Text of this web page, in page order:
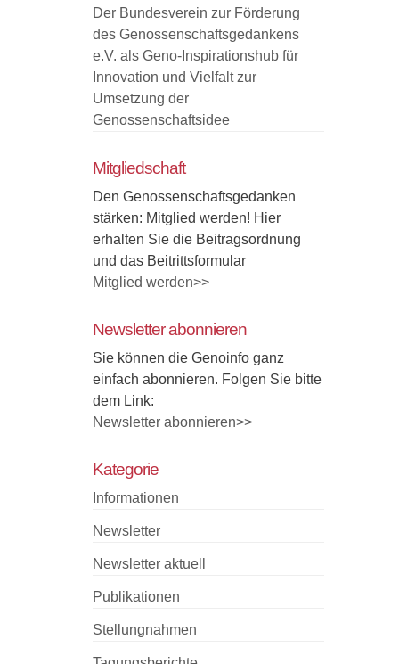
Der Bundesverein zur Förderung
des Genossenschaftsgedankens
e.V. als Geno-Inspirationshub für
Innovation und Vielfalt zur
Umsetzung der
Genossenschaftsidee
Mitgliedschaft
Den Genossenschaftsgedanken
stärken: Mitglied werden! Hier
erhalten Sie die Beitragsordnung
und das Beitrittsformular
Mitglied werden>>
Newsletter abonnieren
Sie können die Genoinfo ganz
einfach abonnieren. Folgen Sie bitte
dem Link:
Newsletter abonnieren>>
Kategorie
Informationen
Newsletter
Newsletter aktuell
Publikationen
Stellungnahmen